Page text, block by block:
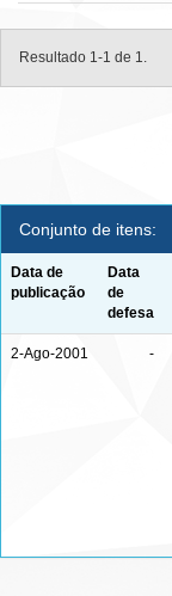
Resultado 1-1 de 1.
Conjunto de itens:
Data de
publicação
Data
de
defesa
2-Ago-2001 -